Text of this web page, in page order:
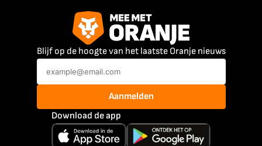
Blijf op de hoogte van het laatste Oranje nieuws
Aanmelden
Download de app